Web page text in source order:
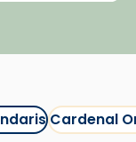
de
Cardenal